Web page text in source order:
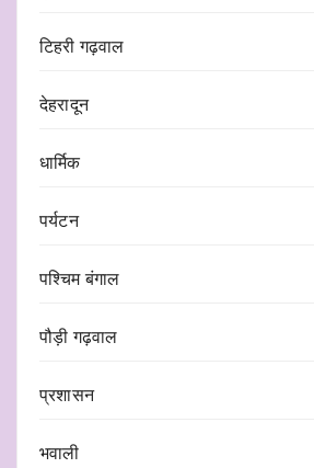
टिहरी गढ़वाल
देहरादून
धार्मिक
पर्यटन
पश्चिम बंगाल
पौड़ी गढ़वाल
प्रशासन
भवाली